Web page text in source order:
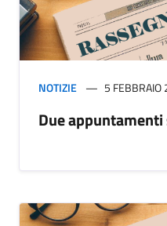
NOTIZIE 5
Due